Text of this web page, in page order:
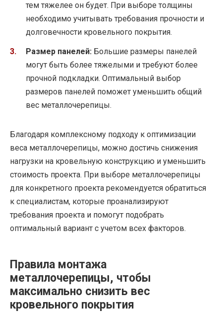
тем тяжелее он будет. При выборе толщины
необходимо учитывать требования прочности и
долговечности кровельного покрытия.
Размер панелей: Большие размеры панелей
могут быть более тяжелыми и требуют более
прочной подкладки. Оптимальный выбор
размеров панелей поможет уменьшить общий
вес металлочерепицы.
Благодаря комплексному подходу к оптимизации
веса металлочерепицы, можно достичь снижения
нагрузки на кровельную конструкцию и уменьшить
стоимость проекта. При выборе металлочерепицы
для конкретного проекта рекомендуется обратиться
к специалистам, которые проанализируют
требования проекта и помогут подобрать
оптимальный вариант с учетом всех факторов.
Правила монтажа
металлочерепицы, чтобы
максимально снизить вес
кровельного покрытия